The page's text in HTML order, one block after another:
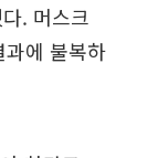
. 머스크
과에 불복하